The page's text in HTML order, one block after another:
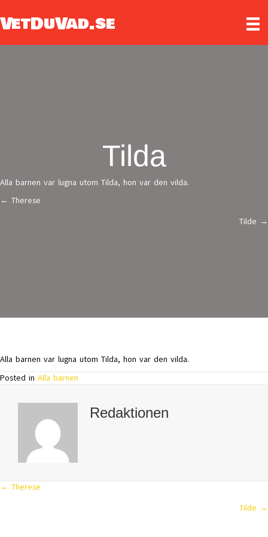
VetDuVad.se
Tilda
Alla barnen var lugna utom Tilda, hon var den vilda.
Posts
← Therese
Tilde →
Alla barnen var lugna utom Tilda, hon var den vilda.
Posted in Alla barnen
Redaktionen
Posts
← Therese
Tilde →